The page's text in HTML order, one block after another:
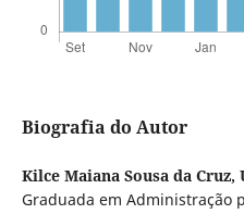
Biografia do Autor
Kilce Maiana Sousa da Cruz,
Graduada em Administração